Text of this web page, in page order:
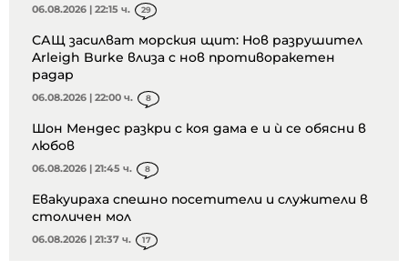
06.08.2026 | 22:15 ч. 29
САЩ засилват морския щит: Нов разрушител
Arleigh Burke влиза с нов противоракетен
радар
06.08.2026 | 22:00 ч. 8
Шон Мендес разкри с коя дама е и ѝ се обясни в
любов
06.08.2026 | 21:45 ч. 8
Евакуираха спешно посетители и служители в
столичен мол
06.08.2026 | 21:37 ч. 17